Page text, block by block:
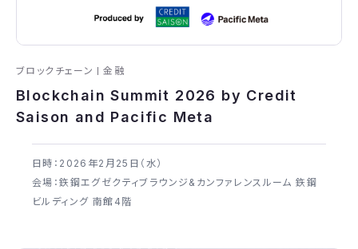
ブロックチェーン 金融
Blockchain Summit 2026 by Credit
Saison and Pacific Meta
日時：2026年​2月25日（水）
会場：鉃鋼エグゼクティブラウンジ&カンファレンスルーム 鉃鋼
ビルディング 南館4階